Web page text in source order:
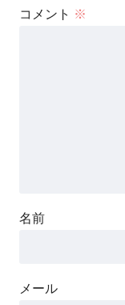
コメント ※
名前
メール